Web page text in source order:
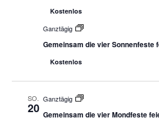
Kostenlos
Ganztägig
Gemeinsam die vier Sonnenfeste
Kostenlos
SO.
20
Ganztägig
Gemeinsam die vier Mondfeste